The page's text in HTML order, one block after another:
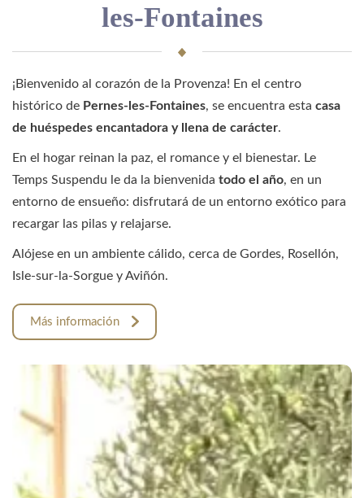
les-Fontaines
¡Bienvenido al corazón de la Provenza! En el centro
histórico de Pernes-les-Fontaines, se encuentra esta casa
de huéspedes encantadora y llena de carácter.
En el hogar reinan la paz, el romance y el bienestar. Le
Temps Suspendu le da la bienvenida todo el año, en un
entorno de ensueño: disfrutará de un entorno exótico para
recargar las pilas y relajarse.
Alójese en un ambiente cálido, cerca de Gordes, Rosellón,
Isle-sur-la-Sorgue y Aviñón.
Más información